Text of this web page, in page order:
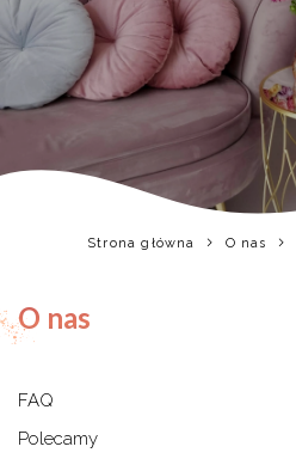
Strona główna O nas
O nas
FAQ
Polecamy